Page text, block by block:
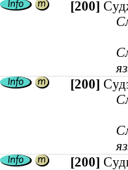
[200]
[200]
[200]